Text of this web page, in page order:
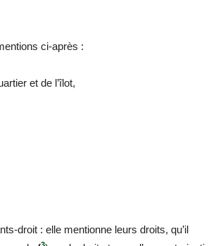
ci-après :
et de l’îlot,
droit : elle mentionne leurs droits, qu’il